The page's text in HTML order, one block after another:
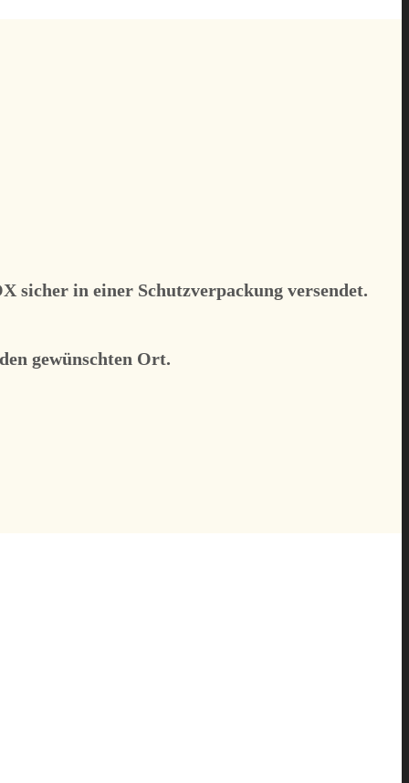
sicher in einer Schutzverpackung versendet.
gewünschten Ort.